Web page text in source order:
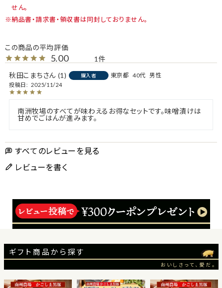
せん。
納品書・請求書・領収書は同封しておりません。
5.00
1
秋田こまち
1 購入者 東京都 40代 男性
投稿日 2025/11/24
南洲牧場のすべてが味わえるお得なセットです。味噌漬けは
甘めでごはんが進みます。
すべてのレビューを見る
レビューを書く
ギフト商品から探す
おいしさって、愛だ。